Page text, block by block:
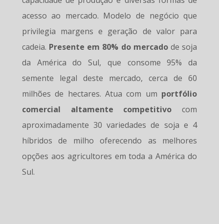
acesso ao mercado. Modelo de negócio que
privilegia margens e geração de valor para
cadeia. Presente em 80% do mercadode soja
da América do Sul, que consome 95% da
semente legal deste mercado, cerca de 60
milhões de hectares. Atua com um portfólio
comercial altamente competitivo com
aproximadamente 30 variedades de soja e 4
híbridos de milho oferecendo as melhores
opções aos agricultores em toda a América do
Sul.